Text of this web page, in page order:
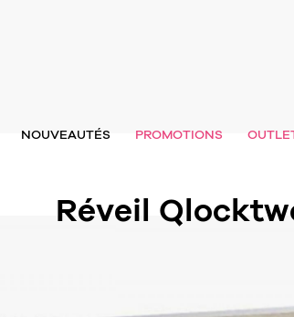
NOUVEAUTÉS PROMOTIONS
Réveil